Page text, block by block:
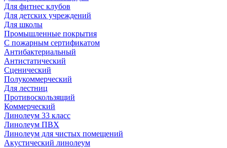
Для фитнес клубов
Для детских учреждений
Для школы
Промышленные покрытия
С пожарным сертификатом
Антибактериальный
Антистатический
Сценический
Полукоммерческий
Для лестниц
Противоскользящий
Коммерческий
Линолеум 33 класс
Линолеум ПВХ
Линолеум для чистых помещений
Акустический линолеум